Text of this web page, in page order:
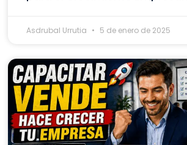
Asdrubal Urrutia 5 de enero de 2025